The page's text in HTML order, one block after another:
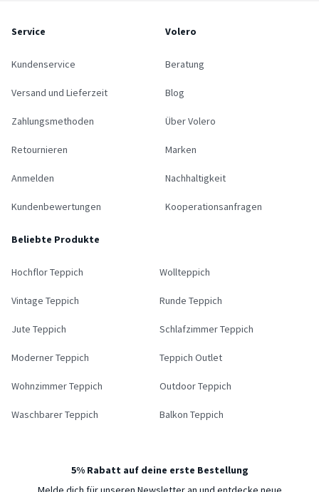
Service
Kundenservice
Versand und Lieferzeit
Zahlungsmethoden
Retournieren
Anmelden
Kundenbewertungen
Volero
Beratung
Blog
Über Volero
Marken
Nachhaltigkeit
Kooperationsanfragen
Beliebte Produkte
Hochflor Teppich Wollteppich
Vintage Teppich Runde Teppich
Jute Teppich Schlafzimmer Teppich
Moderner Teppich Teppich Outlet
Wohnzimmer Teppich Outdoor Teppich
Waschbarer Teppich Balkon Teppich
5% Rabatt auf deine erste Bestellung